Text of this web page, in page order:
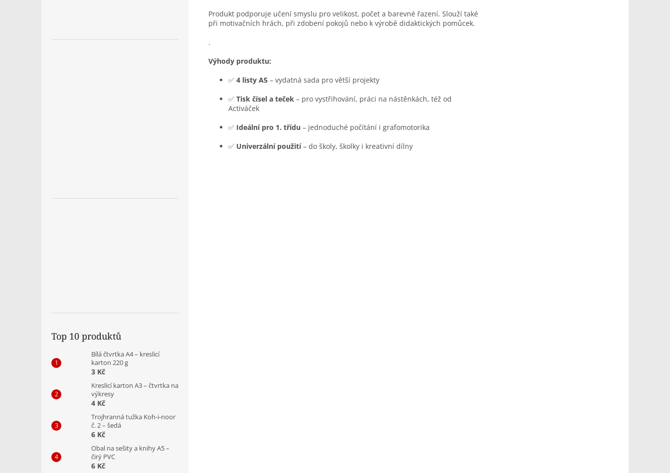
Top 10 produktů
Bílá čtvrtka A4 – kreslicí
karton 220 g
3 Kč
Kreslicí karton A3 – čtvrtka na
výkresy
4 Kč
Trojhranná tužka Koh-i-noor
č. 2 – šedá
6 Kč
Obal na sešity a knihy A5 –
čirý PVC
6 Kč
Produkt podporuje učení smyslu pro velikost, počet a barevné řazení. Slouží také
při motivačních hrách, při zdobení pokojů nebo k výrobě didaktických pomůcek.
.
Výhody produktu:
✅ 4 listy A5 – vydatná sada pro větší projekty
✅ Tisk čísel a teček – pro vystřihování, práci na nástěnkách, též od
Activáček
✅ Ideální pro 1. třídu – jednoduché počítání i grafomotorika
✅ Univerzální použití– do školy, školky i kreativní dílny